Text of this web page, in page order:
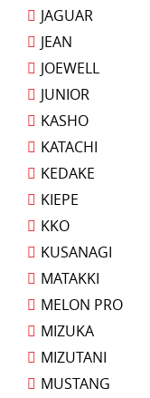
JAGUAR
JEAN
JOEWELL
JUNIOR
KASHO
KATACHI
KEDAKE
KIEPE
KKO
KUSANAGI
MATAKKI
MELON PRO
MIZUKA
MIZUTANI
MUSTANG